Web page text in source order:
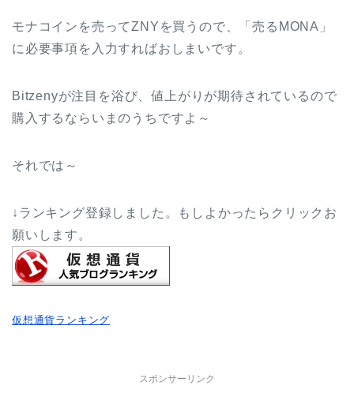
モナコインを売ってZNYを買うので、「売るMONA」
に必要事項を入力すればおしまいです。
Bitzenyが注目を浴び、値上がりが期待されているので
購入するならいまのうちですよ～
それでは～
↓ランキング登録しました。もしよかったらクリックお
願いします。
仮想通貨ランキング
スポンサーリンク